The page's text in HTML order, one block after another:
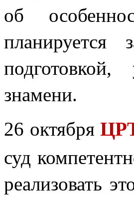
об
планируется
знамени.
26 октября
суд
реализовать